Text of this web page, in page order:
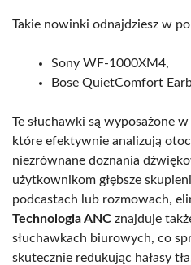
Takie nowinki odnajdziesz w
Sony WF-1000XM4,
Bose QuietComfort
Te słuchawki są wyposażone
które efektywnie analizują
niezrównane doznania
użytkownikom głębsze
podcastach lub rozmowach,
Technologia ANC znajduje
słuchawkach biurowych, co
skutecznie redukując hałasy